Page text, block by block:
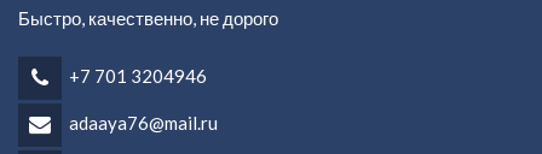
Быстро, качественно, не дорого
+7 701 3204946
adaaya76@mail.ru